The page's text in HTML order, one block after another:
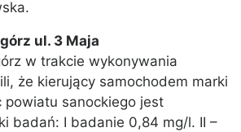
ul. 3 Maja
w trakcie wykonywania
że kierujący samochodem marki
sanockiego jest
badań: I badanie 0,84 mg/l. II –